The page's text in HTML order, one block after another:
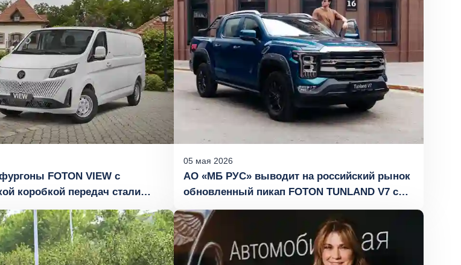
FOTON VIEW с
коробкой передач стали
на российском
месяц продаж
05 мая 2026
АО «МБ РУС» выводит на российский рынок
обновленный пикап FOTON TUNLAND V7 с
пружинной подвеской